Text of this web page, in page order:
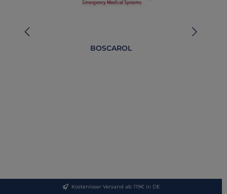
BOSCAROL
Kostenloser Versand ab 119€ in DE